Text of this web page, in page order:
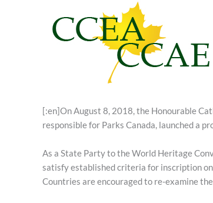
[:en]On August 8, 2018, the Honourable
responsible for Parks Canada, launched a
As a State Party to the World Heritage
satisfy established criteria for inscription
Countries are encouraged to re-examine